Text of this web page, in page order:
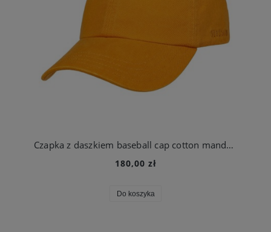
Czapka z daszkiem baseball cap cotton mandarynkowa | Stetson
180,00 zł
Do koszyka